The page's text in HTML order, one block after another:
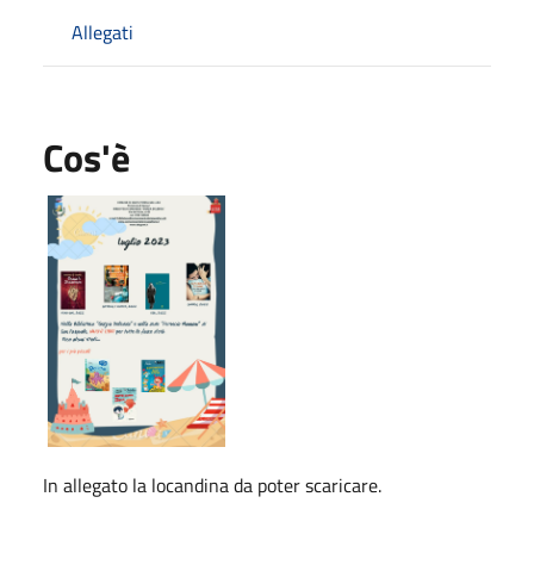
Allegati
Cos'è
In allegato la locandina da poter scaricare.